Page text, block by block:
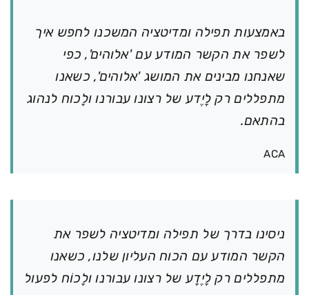
באמצעות תפילה ומדיטציה המשכנו לחפש איך
לשפר את הקשר המודע עם 'אלוהים', כפי
שאנחנו מבינים את המושג 'אלוהים', כשאנו
מתפללים רק לָיֶדע של רצונו עבורנו ולָכוח לנהוג
בהתאם.
ACA
ניסינו בדרך של תפילה ומדיטציה לשפר את
הקשר המודע עם הכוח העליון שלנו, כשאנו
מתפללים רק לָיֶדָע של רצונו עבורנו ולָכוֹח לפעול